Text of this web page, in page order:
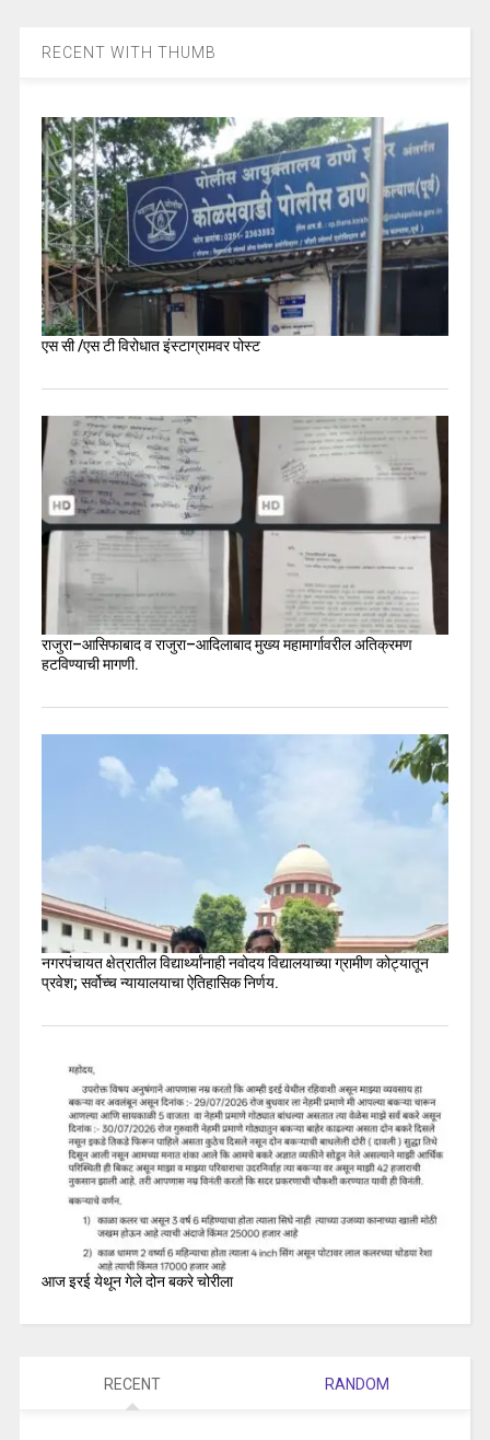
RECENT WITH THUMB
एस सी /एस टी विरोधात इंस्टाग्रामवर पोस्ट
राजुरा–आसिफाबाद व राजुरा–आदिलाबाद मुख्य महामार्गावरील अतिक्रमण
हटविण्याची मागणी.
नगरपंचायत क्षेत्रातील विद्यार्थ्यांनाही नवोदय विद्यालयाच्या ग्रामीण कोट्यातून
प्रवेश; सर्वोच्च न्यायालयाचा ऐतिहासिक निर्णय.
आज इरई येथून गेले दोन बकरे चोरीला
RECENT RANDOM